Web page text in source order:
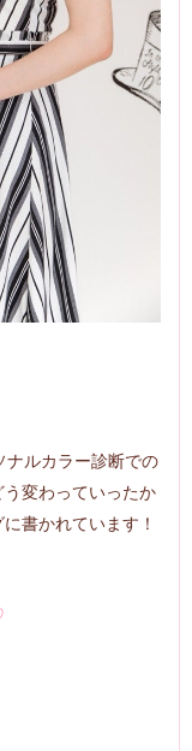
ナルカラー診断での
変わっていったか
書かれています！